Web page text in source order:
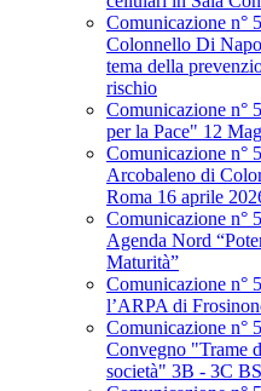
Comunicazione n°
Colonnello Di
tema della
rischio
Comunicazione n°
per la Pace" 12
Comunicazione n°
Arcobaleno di
Roma 16 aprile
Comunicazione n°
Agenda Nord
Maturità”
Comunicazione n°
l’ARPA di
Comunicazione n°
Convegno "Trame
società" 3B - 3C